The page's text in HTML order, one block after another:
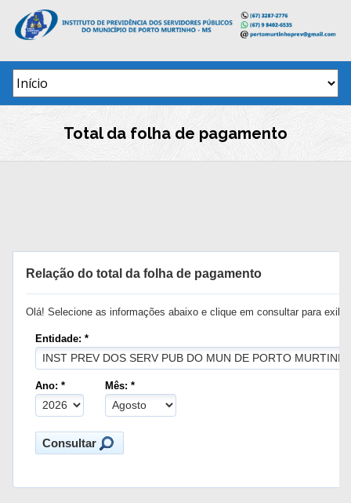
Total da folha de pagamento